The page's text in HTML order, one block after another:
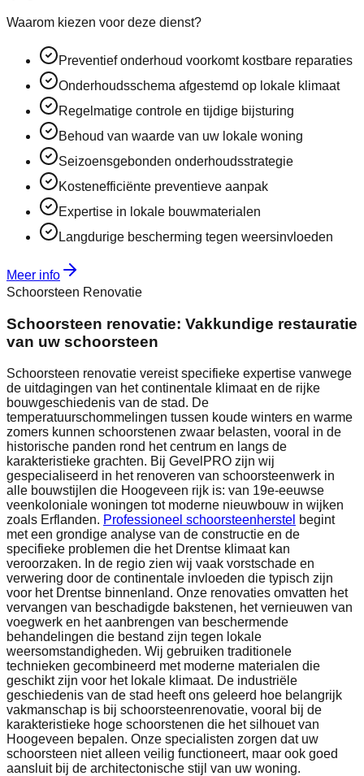
Waarom kiezen voor deze dienst?
Preventief onderhoud voorkomt kostbare reparaties
Onderhoudsschema afgestemd op lokale klimaat
Regelmatige controle en tijdige bijsturing
Behoud van waarde van uw lokale woning
Seizoensgebonden onderhoudsstrategie
Kostenefficiënte preventieve aanpak
Expertise in lokale bouwmaterialen
Langdurige bescherming tegen weersinvloeden
Meer info
Schoorsteen Renovatie
Schoorsteen renovatie: Vakkundige restauratie
van uw schoorsteen
Schoorsteen renovatie vereist specifieke expertise vanwege
de uitdagingen van het continentale klimaat en de rijke
bouwgeschiedenis van de stad. De
temperatuurschommelingen tussen koude winters en warme
zomers kunnen schoorstenen zwaar belasten, vooral in de
historische panden rond het centrum en langs de
karakteristieke grachten. Bij GevelPRO zijn wij
gespecialiseerd in het renoveren van schoorsteenwerk in
alle bouwstijlen die Hoogeveen rijk is: van 19e-eeuwse
veenkoloniale woningen tot moderne nieuwbouw in wijken
zoals Erflanden. Professioneel schoorsteenherstel begint
met een grondige analyse van de constructie en de
specifieke problemen die het Drentse klimaat kan
veroorzaken. In de regio zien wij vaak vorstschade en
verwering door de continentale invloeden die typisch zijn
voor het Drentse binnenland. Onze renovaties omvatten het
vervangen van beschadigde bakstenen, het vernieuwen van
voegwerk en het aanbrengen van beschermende
behandelingen die bestand zijn tegen lokale
weersomstandigheden. Wij gebruiken traditionele
technieken gecombineerd met moderne materialen die
geschikt zijn voor het lokale klimaat. De industriële
geschiedenis van de stad heeft ons geleerd hoe belangrijk
vakmanschap is bij schoorsteenrenovatie, vooral bij de
karakteristieke hoge schoorstenen die het silhouet van
Hoogeveen bepalen. Onze specialisten zorgen dat uw
schoorsteen niet alleen veilig functioneert, maar ook goed
aansluit bij de architectonische stijl van uw woning.